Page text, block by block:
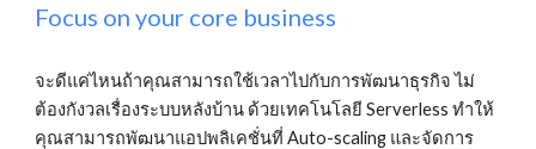
Focus on your core business
จะดีแค่ไหนถ้าคุณสามารถใช้เวลาไปกับการพัฒนาธุรกิจ ไม่
ต้องกังวลเรื่องระบบหลังบ้าน ด้วยเทคโนโลยี Serverless ทำให้
คุณสามารถพัฒนาแอปพลิเคชั่นที่ Auto-scaling และจัดการ